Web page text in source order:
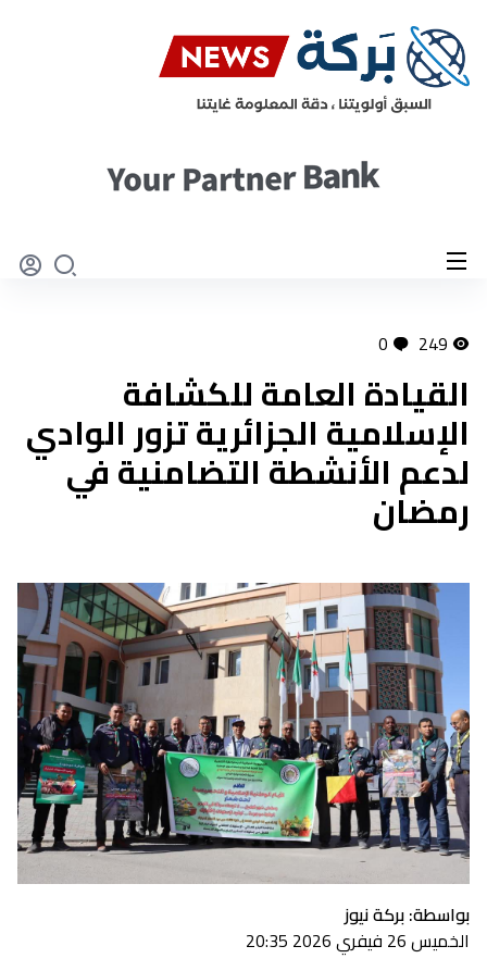
249
0
القيادة العامة للكشافة
الإسلامية الجزائرية تزور الوادي
لدعم الأنشطة التضامنية في
رمضان
بواسطة: بركة نيوز
الخميس 26 فيفري 2026 20:35